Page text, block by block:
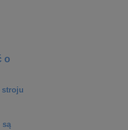
o
stroju
są